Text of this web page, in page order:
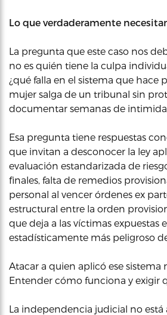
Lo que verdaderamente
La pregunta que este caso nos
no es quién tiene la culpa
¿qué falla en el sistema que hace
mujer salga de un tribunal sin
documentar semanas de
Esa pregunta tiene respuestas
que invitan a desconocer la ley
evaluación estandarizada de
finales, falta de remedios
personal al vencer órdenes ex
estructural entre la orden
que deja a las víctimas expuestas
estadísticamente más peligroso
Atacar a quien aplicó ese sistema
Entender cómo funciona y exigir
La independencia judicial no está